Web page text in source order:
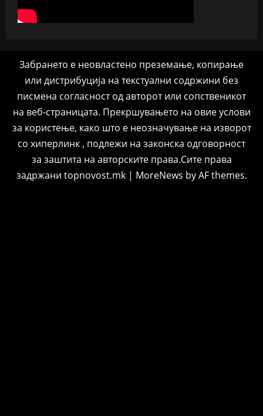
Забрането е неовластено преземање, копирање
или дистрибуција на текстуални содржини без
писмена согласност од авторот или сопственикот
на веб-страницата. Прекршувањето на овие услови
за користење, како што е неозначување на изворот
со хиперлинк , подлежи на законска одговорност
за заштита на авторските права.Сите права
задржани topnovost.mk | MoreNews by AF themes.